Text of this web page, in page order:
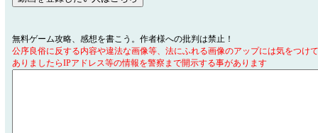
無料ゲーム攻略、感想を書こう。作者様への批判は禁止！
公序良俗に反する内容や違法な画像等、法にふれる画像のアップには気をつけ
ありましたらIPアドレス等の情報を警察まで開示する事があります